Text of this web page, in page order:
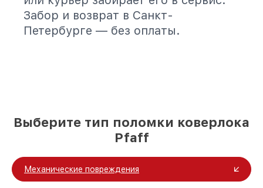
Забор и возврат в Санкт-
Петербурге — без оплаты.
Выберите тип поломки коверлока
Pfaff
Механические повреждения